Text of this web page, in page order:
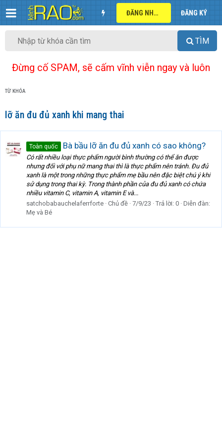
ĐĂNG NHẬP ĐĂNG KÝ
TÌM
Đừng cố SPAM, sẽ cấm vĩnh viễn ngay và luôn
TỪ KHÓA
lỡ ăn đu đủ xanh khi mang thai
Toàn quốc Bà bầu lỡ ăn đu đủ xanh có sao không?
Có rất nhiều loại thực phẩm người bình thường có thể ăn được
nhưng đối với phụ nữ mang thai thì là thực phẩm nên tránh. Đu đủ
xanh là một trong những thực phẩm mẹ bầu nên đặc biệt chú ý khi
sử dụng trong thai kỳ. Trong thành phần của đu đủ xanh có chứa
nhiều vitamin C, vitamin A, vitamin E và...
satchobabauchelaferrforte Chủ đề 7/9/23 Trả lời: 0 Diễn đàn:
Mẹ và Bé